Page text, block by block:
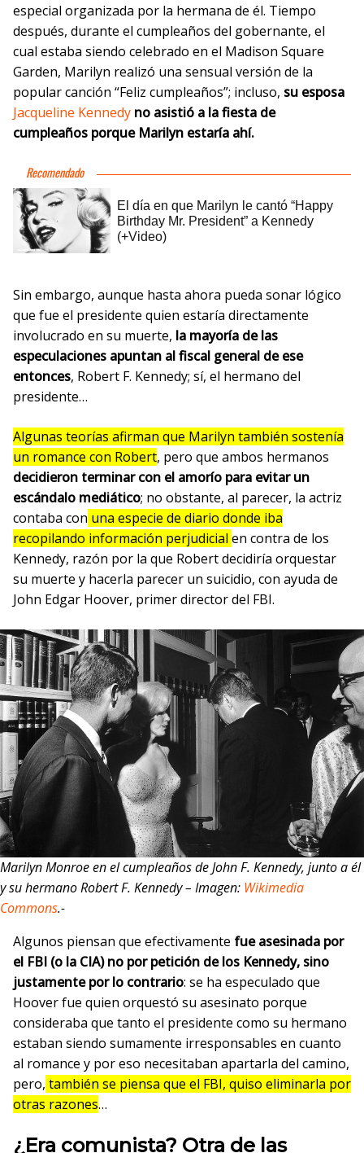
especial organizada por la hermana de él. Tiempo
después, durante el cumpleaños del gobernante, el
cual estaba siendo celebrado en el Madison Square
Garden, Marilyn realizó una sensual versión de la
popular canción “Feliz cumpleaños”; incluso, su esposa
Jacqueline Kennedy no asistió a la fiesta de
cumpleaños porque Marilyn estaría ahí.
Sin embargo, aunque hasta ahora pueda sonar lógico
que fue el presidente quien estaría directamente
involucrado en su muerte, la mayoría de las
especulaciones apuntan al fiscal general de ese
entonces, Robert F. Kennedy; sí, el hermano del
presidente…
Algunas teorías afirman que Marilyn también sostenía
un romance con Robert, pero que ambos hermanos
decidieron terminar con el amorío para evitar un
escándalo mediático; no obstante, al parecer, la actriz
contaba con una especie de diario donde iba
recopilando información perjudicial en contra de los
Kennedy, razón por la que Robert decidiría orquestar
su muerte y hacerla parecer un suicidio, con ayuda de
John Edgar Hoover, primer director del FBI.
Marilyn Monroe en el cumpleaños de John F. Kennedy, junto a él
y su hermano Robert F. Kennedy – Imagen: Wikimedia
Commons.-
Algunos piensan que efectivamente fue asesinada por
el FBI (o la CIA) no por petición de los Kennedy, sino
justamente por lo contrario: se ha especulado que
Hoover fue quien orquestó su asesinato porque
consideraba que tanto el presidente como su hermano
estaban siendo sumamente irresponsables en cuanto
al romance y por eso necesitaban apartarla del camino,
pero, también se piensa que el FBI, quiso eliminarla por
otras razones…
¿Era comunista? Otra de las